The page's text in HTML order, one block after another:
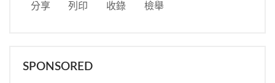
分享 列印 收錄 檢舉
SPONSORED